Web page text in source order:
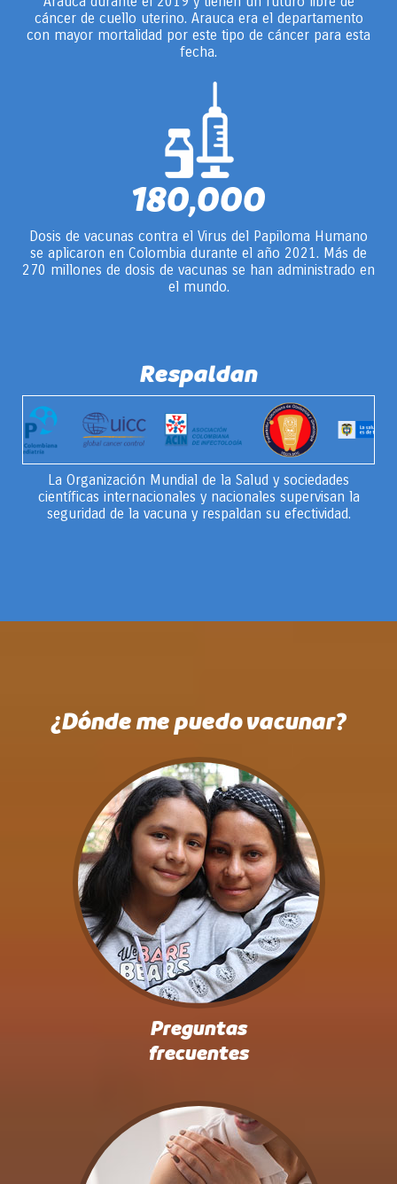
cáncer de cuello uterino. Arauca era el departamento
con mayor mortalidad por este tipo de cáncer para esta
fecha.
180,000
Dosis de vacunas contra el Virus del Papiloma Humano
se aplicaron en Colombia durante el año 2021. Más de
270 millones de dosis de vacunas se han administrado en
el mundo.
Respaldan
La Organización Mundial de la Salud y sociedades
científicas internacionales y nacionales supervisan la
seguridad de la vacuna y respaldan su efectividad.
¿Dónde me puedo vacunar?
Preguntas
frecuentes